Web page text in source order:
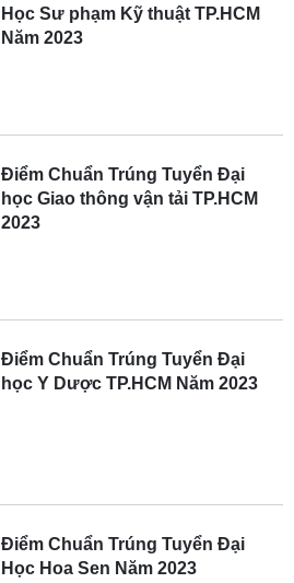
Học Sư phạm Kỹ thuật TP.HCM
Năm 2023
Điểm Chuẩn Trúng Tuyển Đại
học Giao thông vận tải TP.HCM
2023
Điểm Chuẩn Trúng Tuyển Đại
học Y Dược TP.HCM Năm 2023
Điểm Chuẩn Trúng Tuyển Đại
Học Hoa Sen Năm 2023